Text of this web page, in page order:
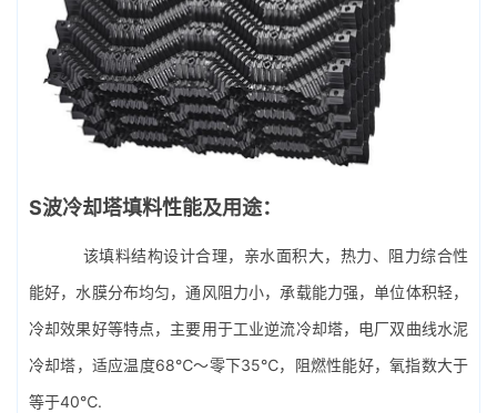
S波冷却塔填料性能及用途：
该填料结构设计合理，亲水面积大，热力、阻力综合性
能好，水膜分布均匀，通风阻力小，承载能力强，单位体积轻，
冷却效果好等特点，主要用于工业逆流冷却塔，电厂双曲线水泥
冷却塔，适应温度68℃～零下35℃，阻燃性能好，氧指数大于
等于40℃.